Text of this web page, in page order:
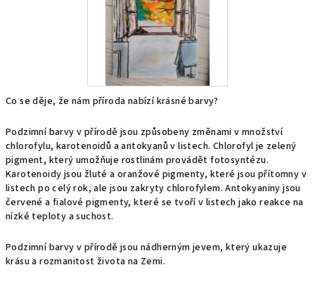
Co se děje, že nám příroda nabízí krásné barvy?
Podzimní barvy v přírodě jsou způsobeny změnami v množství
chlorofylu, karotenoidů a antokyanů v listech. Chlorofyl je zelený
pigment, který umožňuje rostlinám provádět fotosyntézu.
Karotenoidy jsou žluté a oranžové pigmenty, které jsou přítomny v
listech po celý rok, ale jsou zakryty chlorofylem. Antokyaniny jsou
červené a fialové pigmenty, které se tvoří v listech jako reakce na
nízké teploty a suchost.
Podzimní barvy v přírodě jsou nádherným jevem, který ukazuje
krásu a rozmanitost života na Zemi.